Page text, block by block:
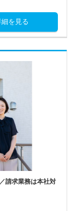
細を見る
請求業務は本社対